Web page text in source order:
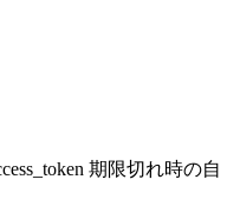
期限切れ時の自